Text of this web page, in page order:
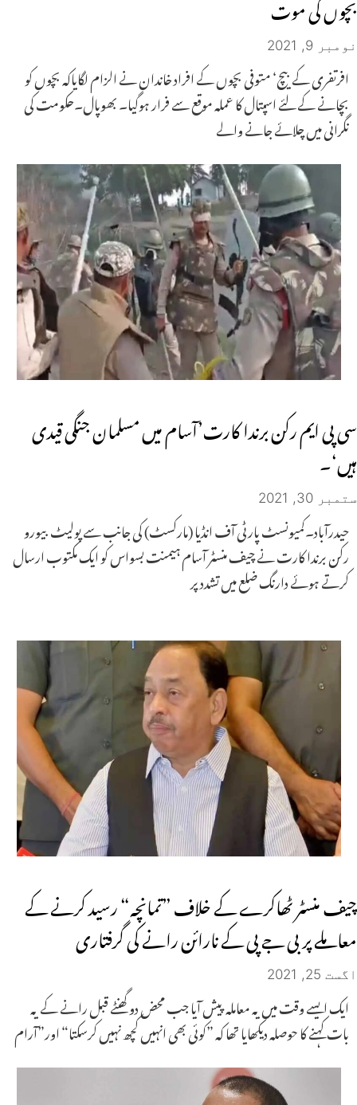
نومبر 9, 2021
افرتفری کے بیچ‘ متوفی بچوں کے افراد خاندان نے الزام لگایاکہ بچوں کو
بچانے کے لئے اسپتال کا عملہ موقع سے فرار ہوگیا۔ بھوپال۔حکومت کی
نگرانی میں چلائے جانے والے
سی پی ایم رکن برندا کارت’آسام میں مسلمان جنگی قیدی
ہیں‘۔
ستمبر 30, 2021
حیدرآباد۔کمیونسٹ پارٹی آف انڈیا (مارکسٹ) کی جانب سے پولیٹ بیورو
رکن برندا کارت نے چیف منسٹر آسام ہیمنت بسواس کو ایک مکتوب ارسال
کرتے ہوئے دارنگ ضلع میں تشدد پر
چیف منسٹر ٹھاکرے کے خلاف ”تمانچہ“ رسید کرنے کے
معاملے پر بی جے پی کے نارائن رانے کی گرفتاری
اگست 25, 2021
ایک ایسے وقت میں یہ معاملہ پیش آیا جب محض دو گھنٹے قبل رانے کے یہ
بات کہنے کا حوصلہ دیکھایا تھا کہ ”کوئی بھی انہیں کچھ نہیں کرسکتا“ اور”آرام